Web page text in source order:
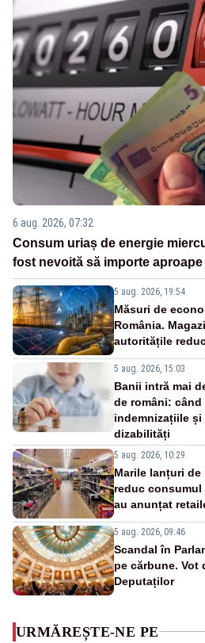
6 aug. 2026, 07:32
Consum uriaș de energie
fost nevoită să importe
5 aug. 2026, 19:54
Măsuri de
România.
autoritățile
5 aug. 2026, 15:03
Banii intră mai
de români:
indemnizațiile
dizabilități
5 aug. 2026, 10:29
Marile lanțuri de
reduc consumul
au anunțat
5 aug. 2026, 09:46
Scandal în
pe cărbune. Vot
Deputaților
URMĂREȘTE-NE PE